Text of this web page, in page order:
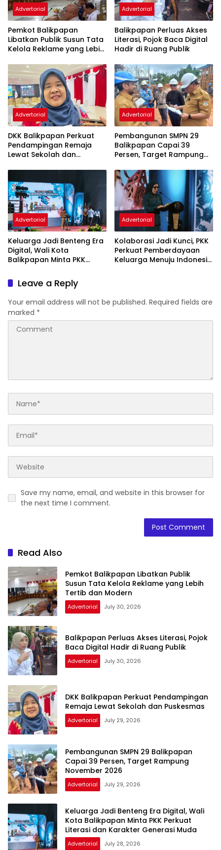
Advertorial
Pemkot Balikpapan
Libatkan Publik Susun Tata
Kelola Reklame yang Lebih
Advertorial
Balikpapan Perluas Akses
Literasi, Pojok Baca Digital
Hadir di Ruang Publik
Advertorial
DKK Balikpapan Perkuat
Pendampingan Remaja
Lewat Sekolah dan
Advertorial
Pembangunan SMPN 29
Balikpapan Capai 39
Persen, Target Rampung
Advertorial
Keluarga Jadi Benteng Era
Digital, Wali Kota
Balikpapan Minta PKK
Karakter Generasi Muda
Advertorial
Kolaborasi Jadi Kunci, PKK
Perkuat Pemberdayaan
Keluarga Menuju Indonesia
Leave a Reply
Your email address will not be published. Required fields are
marked *
Save my name, email, and website in this browser for
the next time I comment.
Read Also
Pemkot Balikpapan Libatkan Publik
Susun Tata Kelola Reklame yang Lebih
Tertib dan Modern
Advertorial July 30, 2026
Balikpapan Perluas Akses Literasi, Pojok
Baca Digital Hadir di Ruang Publik
Advertorial July 30, 2026
DKK Balikpapan Perkuat Pendampingan
Remaja Lewat Sekolah dan Puskesmas
Advertorial July 29, 2026
Pembangunan SMPN 29 Balikpapan
Capai 39 Persen, Target Rampung
November 2026
Advertorial July 29, 2026
Keluarga Jadi Benteng Era Digital, Wali
Kota Balikpapan Minta PKK Perkuat
Literasi dan Karakter Generasi Muda
Advertorial July 28, 2026